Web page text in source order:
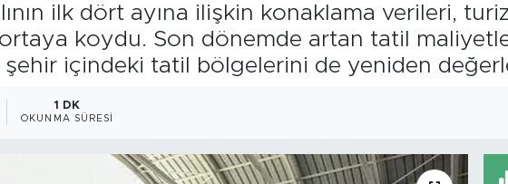
ilk dört ayına ilişkin konaklama verileri,
koydu. Son dönemde artan tatil
şehir içindeki tatil bölgelerini de yeniden
1 DK
OKUNMA SÜRESI